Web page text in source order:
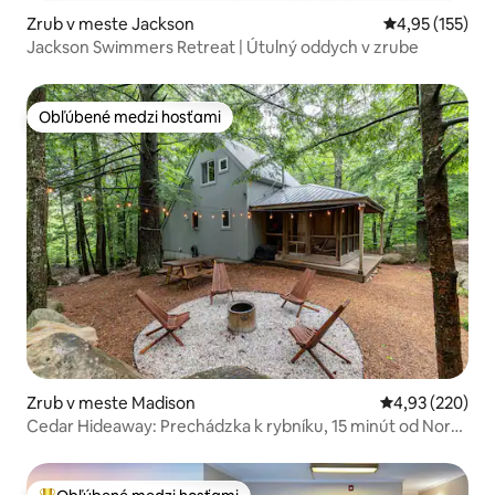
Zrub v meste Jackson Priemerné
4,95 (155)
Jackson Swimmers Retreat | Útulný oddych v zrube
Obľúbené medzi hosťami
Obľúbené medzi hosťami
Zrub v meste Madison Priemerné
4,93 (220)
Cedar Hideaway: Prechádzka k rybníku, 15 minút od North